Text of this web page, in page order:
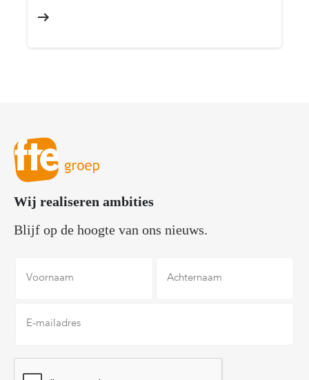
Wij realiseren ambities
Blijf op de hoogte van ons nieuws.
mailadres *